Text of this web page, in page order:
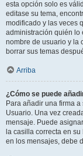
esta opción solo es
editase su tema,
modificado y las veces
administración quién lo
nombre de usuario y la
borrar sus temas
Arriba
¿Cómo se puede
Para añadir una firma
Usuario. Una vez
mensaje. Puede
la casilla correcta en
en los mensajes, debe